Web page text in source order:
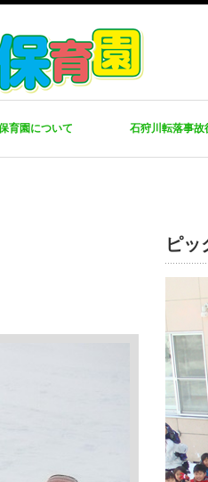
育園について 石狩川転落事故
ピッ